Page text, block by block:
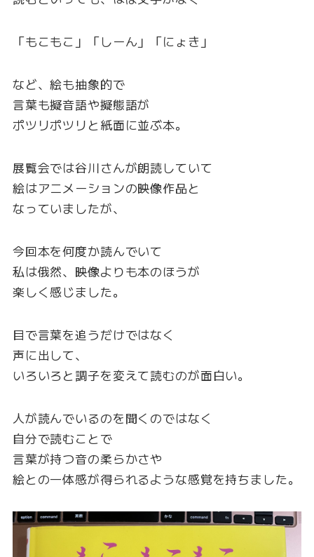
「もこもこ」「しーん」「にょき」
など、絵も抽象的で
言葉も擬音語や擬態語が
ポツリポツリと紙面に並ぶ本。
展覧会では谷川さんが朗読していて
絵はアニメーションの映像作品と
なっていましたが、
今回本を何度か読んでいて
私は俄然、映像よりも本のほうが
楽しく感じました。
目で言葉を追うだけではなく
声に出して、
いろいろと調子を変えて読むのが面白い。
人が読んでいるのを聞くのではなく
自分で読むことで
言葉が持つ音の柔らかさや
絵との一体感が得られるような感覚を持ちました。